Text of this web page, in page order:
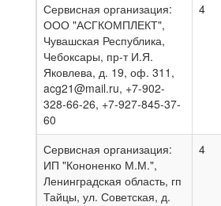
Сервисная организация:
ООО "АСГКОМПЛЕКТ",
Чувашская Республика,
Чебоксары, пр-т И.Я.
Яковлева, д. 19, оф. 311,
acg21@mail.ru, +7-902-
328-66-26, +7-927-845-37-
60
4
Сервисная организация:
ИП "Кононенко М.М.",
Ленинградская область, гп
Тайцы, ул. Советская, д.
4